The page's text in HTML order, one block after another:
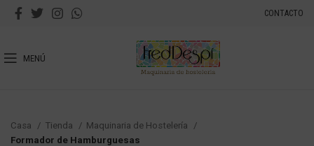
CONTACTO
MENÚ
Casa Tienda
Maquinaria de Hostelería
Formador de Hamburguesas